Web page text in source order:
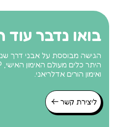
בואו נדבר עוד
ואימון הורים אדלריאני.
ליצירת קשר